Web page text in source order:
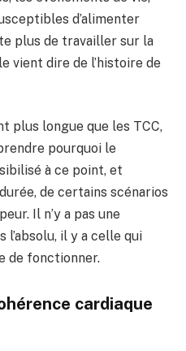
d’alimenter
plus de travailler sur la
vient dire de l’histoire de
plus longue que les TCC,
pourquoi le
à ce point, et
de certains scénarios
Il n’y a pas une
l’absolu, il y a celle qui
de fonctionner.
cardiaque